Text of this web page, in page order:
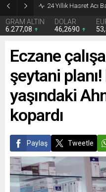
GRAM ALTIN
6.277,08
DOLAR
46,2690
Eczane
şeytani
yaşındaki
kopardı
Paylaş Tweetle